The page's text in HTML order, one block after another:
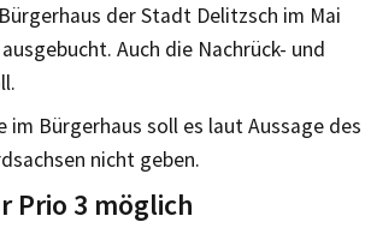
der Stadt Delitzsch im Mai
Auch die Nachrück- und
im Bürgerhaus soll es laut Aussage des
nicht geben.
Prio 3 möglich